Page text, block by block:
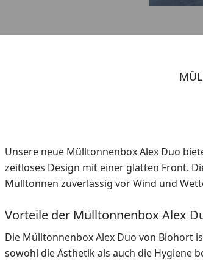
Unsere neue Mülltonnenbox Alex Duo
zeitloses Design mit einer glatten Front.
Mülltonnen zuverlässig vor Wind und
Vorteile der Mülltonnenbox Alex
Die Mülltonnenbox Alex Duo von Biohort
sowohl die Ästhetik als auch die Hygiene